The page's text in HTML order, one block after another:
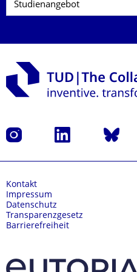
Instagram LinkedIn Bluesky
Kontakt
Impressum
Datenschutz
Transparenzgesetz
Barrierefreiheit